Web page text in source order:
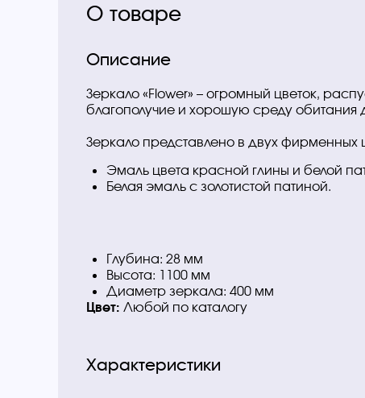
О товаре
Описание
Зеркало «Flower» – огромный цветок,
благополучие и хорошую среду обитания
Зеркало представлено в двух фирменных
Эмаль цвета красной глины и белой
Белая эмаль с золотистой патиной.
Глубина: 28 мм
Высота: 1100 мм
Диаметр зеркала: 400 мм
Цвет: Любой по каталогу
Характеристики